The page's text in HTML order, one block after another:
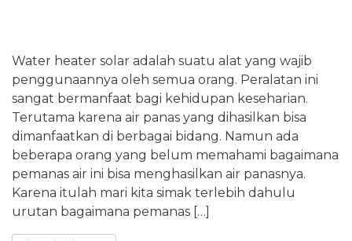
Water heater solar adalah suatu alat yang wajib
penggunaannya oleh semua orang. Peralatan ini
sangat bermanfaat bagi kehidupan keseharian.
Terutama karena air panas yang dihasilkan bisa
dimanfaatkan di berbagai bidang. Namun ada
beberapa orang yang belum memahami bagaimana
pemanas air ini bisa menghasilkan air panasnya.
Karena itulah mari kita simak terlebih dahulu
urutan bagaimana pemanas […]